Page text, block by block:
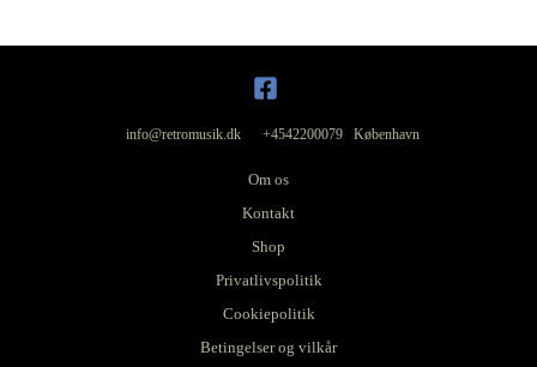
info@retromusik.dk +4542200079 København
Om os
Kontakt
Shop
Privatlivspolitik
Cookiepolitik
Betingelser og vilkår